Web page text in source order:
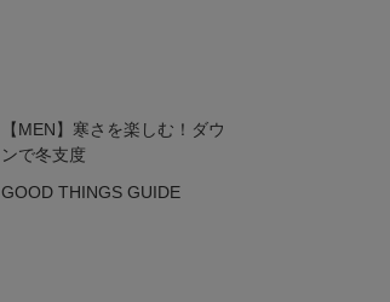
【MEN】寒さを楽しむ！ダウ
ンで冬支度
GOOD THINGS GUIDE